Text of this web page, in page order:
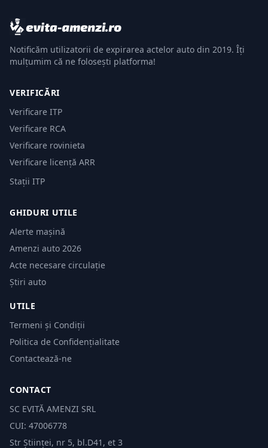
Notificăm utilizatorii de expirarea actelor auto din 2019. Îți
mulțumim că ne folosești platforma!
VERIFICĂRI
Verificare ITP
Verificare RCA
Verificare rovinieta
Verificare licență ARR
Stații ITP
GHIDURI UTILE
Alerte mașină
Amenzi auto 2026
Acte necesare circulație
Știri auto
UTILE
Termeni și Condiții
Politica de Confidențialitate
Contactează-ne
CONTACT
SC EVITĂ AMENZI SRL
CUI: 47006778
Str Științei, nr 5, bl.D41, et 3